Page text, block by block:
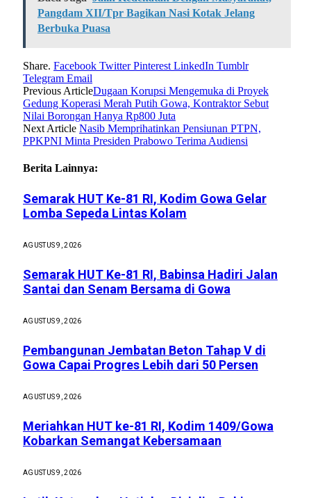
Pangdam XII/Tpr Bagikan Nasi Kotak Jelang
Berbuka Puasa
Share. Facebook Twitter Pinterest LinkedIn Tumblr
Telegram Email
Previous ArticleDugaan Korupsi Mengemuka di Proyek
Gedung Koperasi Merah Putih Gowa, Kontraktor Sebut
Nilai Borongan Hanya Rp800 Juta
Next Article Nasib Memprihatinkan Pensiunan PTPN,
PPKPNI Minta Presiden Prabowo Terima Audiensi
Berita Lainnya:
Semarak HUT Ke-81 RI, Kodim Gowa Gelar
Lomba Sepeda Lintas Kolam
AGUSTUS 9, 2026
Semarak HUT Ke-81 RI, Babinsa Hadiri Jalan
Santai dan Senam Bersama di Gowa
AGUSTUS 9, 2026
Pembangunan Jembatan Beton Tahap V di
Gowa Capai Progres Lebih dari 50 Persen
AGUSTUS 9, 2026
Meriahkan HUT ke-81 RI, Kodim 1409/Gowa
Kobarkan Semangat Kebersamaan
AGUSTUS 9, 2026